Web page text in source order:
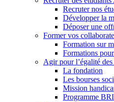
Recruter nos
Développer la
Déposer une
Former vos
Formation sur
Formations
Agir pour l’égalité des
La fondation
Les bourses
Mission
Programme